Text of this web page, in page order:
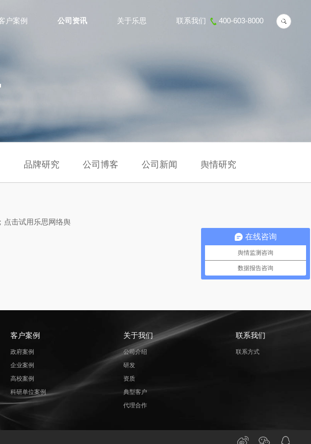
户案例 公司资讯 关于乐思 联系我们 400-603-8000
品牌研究 公司博客 公司新闻 舆情研究
点击试用乐思网络舆
客户案例
政府案例
企业案例
高校案例
科研单位案例
关于我们
公司介绍
研发
资质
典型客户
代理合作
联系我们
联系方式
在线咨询
舆情监测咨询
数据报告咨询